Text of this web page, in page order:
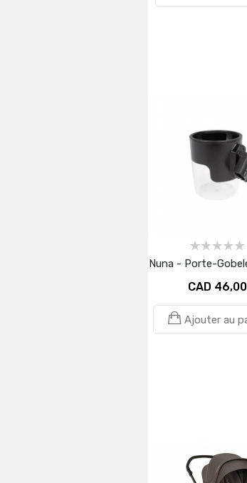
Nuna - Porte-
CAD 46,00
Ajouter au